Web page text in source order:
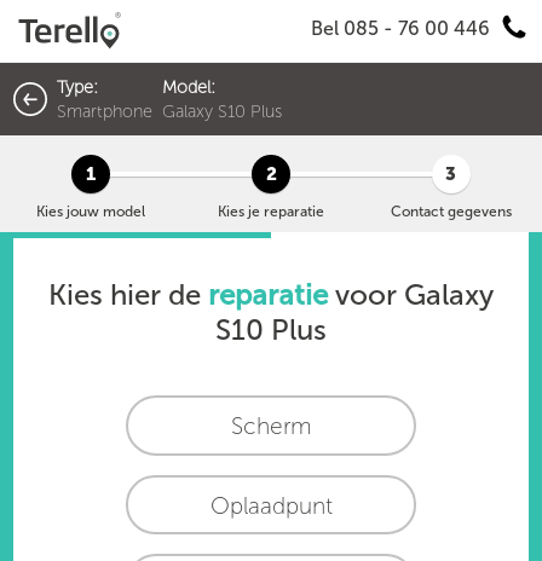
Bel 085 - 76 00 446
Type:
Smartphone
Model:
Galaxy S10 Plus
1
Kies jouw model
2
Kies je reparatie
3
Contact gegevens
Kies hier de reparatievoor Galaxy
S10 Plus
Scherm
Oplaadpunt